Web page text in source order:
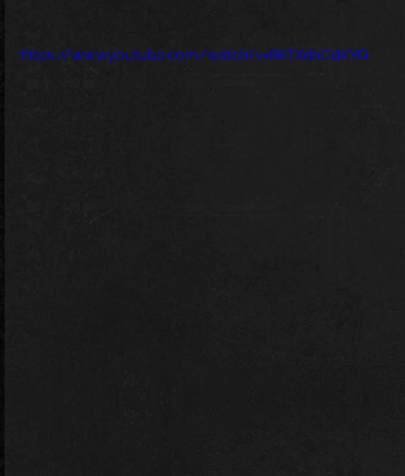
https://www.youtube.com/watch?v=BkTXdhOdXYQ